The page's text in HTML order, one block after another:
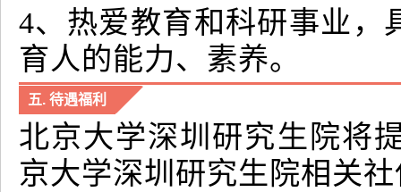
4、热爱教育和科研事业，
育人的能力、素养。
五. 待遇福利
北京大学深圳研究生院将
京大学深圳研究生院相关